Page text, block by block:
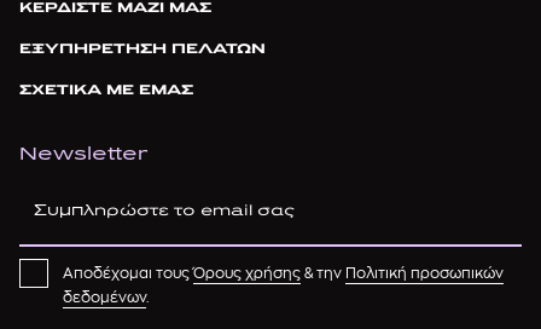
ΚΕΡΔΙΣΤΕ ΜΑΖΙ ΜΑΣ
ΕΞΥΠΗΡΕΤΗΣΗ ΠΕΛΑΤΩΝ
ΣΧΕΤΙΚΑ ΜΕ ΕΜΑΣ
Newsletter
Αποδέχομαι τουςΌρους χρήσης & την
Πολιτική προσωπικών
δεδομένων.